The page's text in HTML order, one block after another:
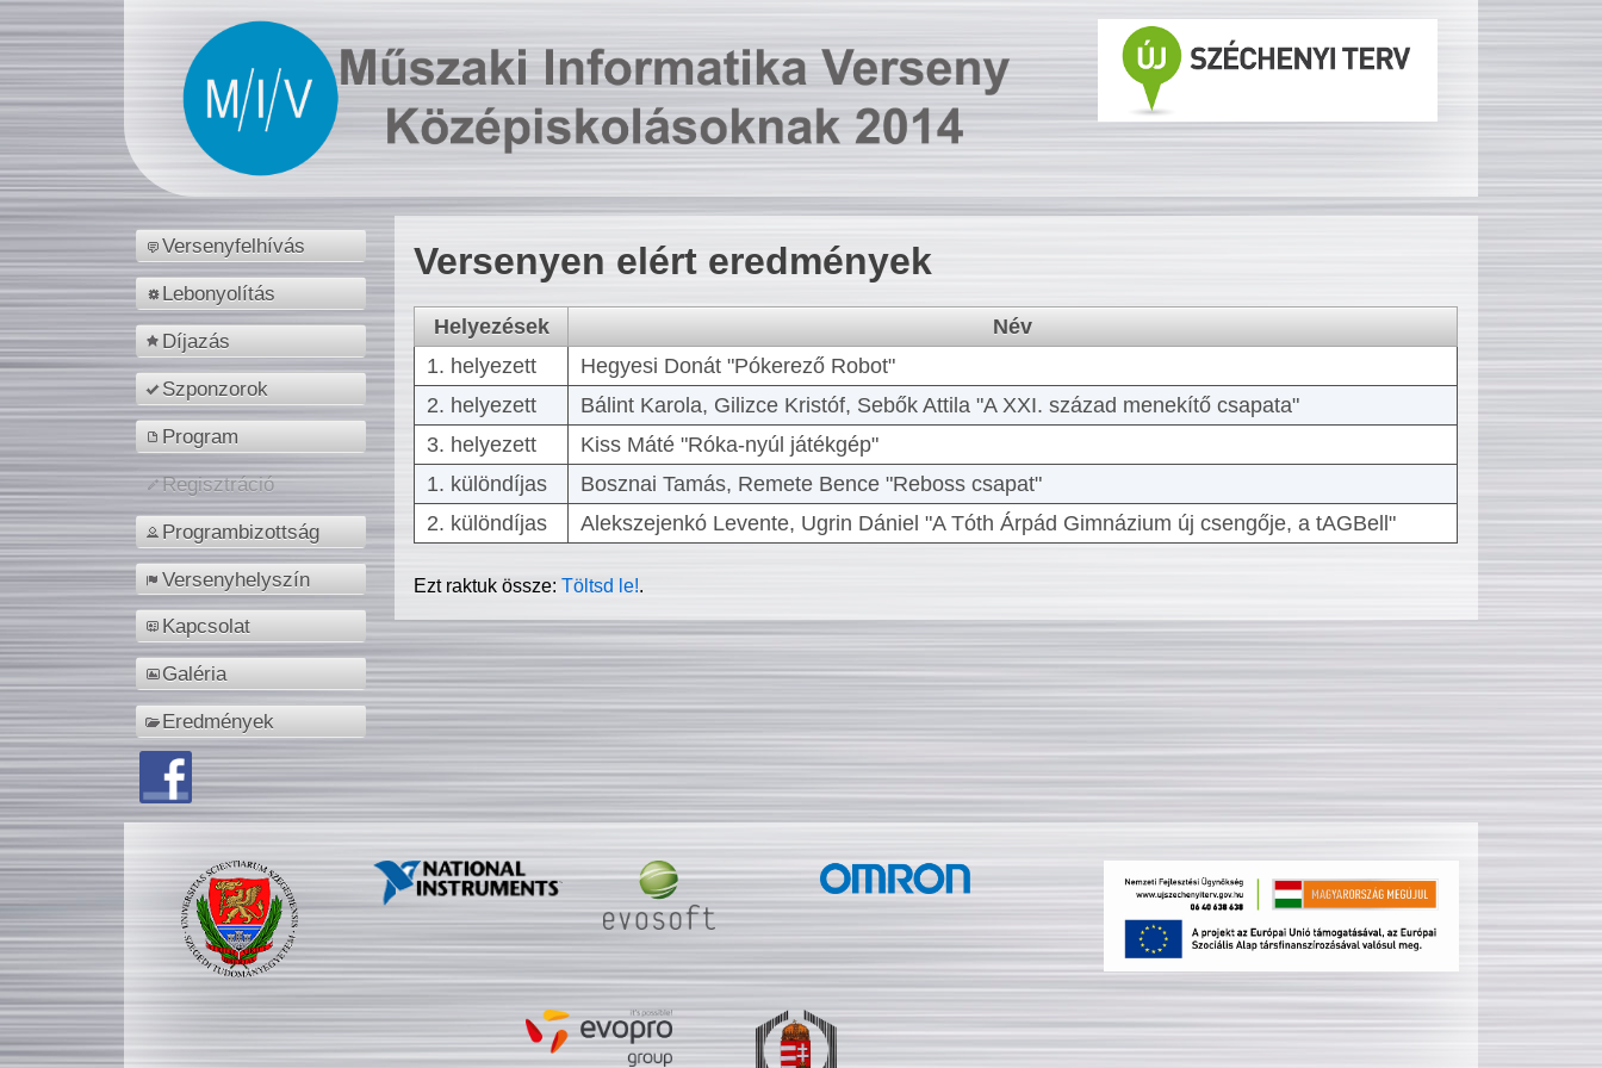
Versenyfelhívás
Lebonyolítás
Díjazás
Szponzorok
Program
Regisztráció
Programbizottság
Versenyhelyszín
Kapcsolat
Galéria
Eredmények
Versenyen elért eredmények
Helyezések
Név
1. helyezett
Hegyesi Donát "Pókerező Robot"
2. helyezett
Bálint Karola, Gilizce Kristóf, Sebők Attila "A XXI. század menekítő csapata"
3. helyezett
Kiss Máté "Róka-nyúl játékgép"
1. különdíjas
Bosznai Tamás, Remete Bence "Reboss csapat"
2. különdíjas
Alekszejenkó Levente, Ugrin Dániel "A Tóth Árpád Gimnázium új csengője, a tAGBell"
Ezt raktuk össze:Töltsd le!.